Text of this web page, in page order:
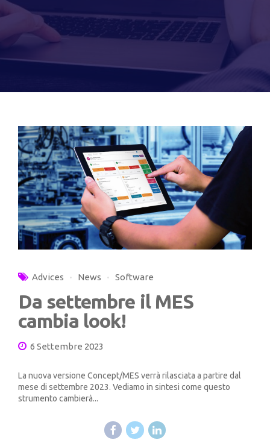
Advices News Software
Da settembre il MES
cambia look!
6 Settembre 2023
La nuova versione Concept/MES verrà rilasciata a partire dal
mese di settembre 2023. Vediamo in sintesi come questo
strumento cambierà...